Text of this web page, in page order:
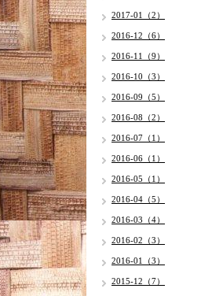
2017-01（2）
2016-12（6）
2016-11（9）
2016-10（3）
2016-09（5）
2016-08（2）
2016-07（1）
2016-06（1）
2016-05（1）
2016-04（5）
2016-03（4）
2016-02（3）
2016-01（3）
2015-12（7）